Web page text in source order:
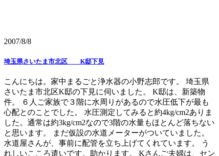
2007/8/8
埼玉県さいたま市北区 K邸下見
こんにちは。家中まるごと浄水器の小野志郎です。 埼玉県
さいたま市北区K邸の下見に伺いました。 K邸は、新築物
件。 ６人ご家族で３階に水周りがあるので水圧低下が最も
心配とのことでした。 水圧測定してみると約4kg/cm2ありま
した。通常は約3kg/cm2なので3階の水量もほとんど落ちない
と思います。 まだ仮設の水道メーターがついていました。
水道屋さんが、事前に配管を立ち上げてくれています。 う
れしいこころ遣いです。助かります。 Kさんご夫婦は、セン